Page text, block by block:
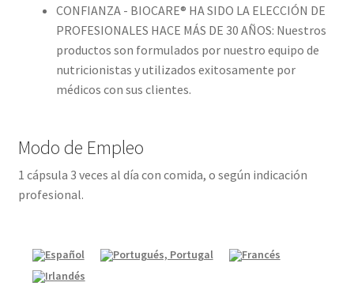
CONFIANZA - BIOCARE® HA SIDO LA ELECCIÓN DE
PROFESIONALES HACE MÁS DE 30 AÑOS: Nuestros
productos son formulados por nuestro equipo de
nutricionistas y utilizados exitosamente por
médicos con sus clientes.
Modo de Empleo
1 cápsula 3 veces al día con comida, o según indicación
profesional.